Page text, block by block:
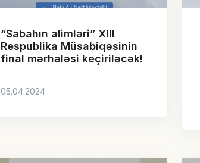
“Sabahın alimləri” XIII
Respublika Müsabiqəsinin
final mərhələsi keçiriləcək!
05.04.2024